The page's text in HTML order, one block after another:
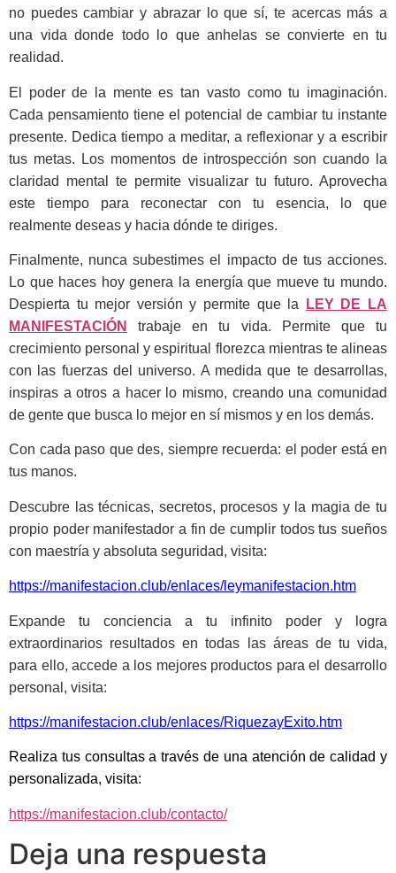
no puedes cambiar y abrazar lo que sí, te acercas más a
una vida donde todo lo que anhelas se convierte en tu
realidad.
El poder de la mente es tan vasto como tu imaginación.
Cada pensamiento tiene el potencial de cambiar tu instante
presente. Dedica tiempo a meditar, a reflexionar y a escribir
tus metas. Los momentos de introspección son cuando la
claridad mental te permite visualizar tu futuro. Aprovecha
este tiempo para reconectar con tu esencia, lo que
realmente deseas y hacia dónde te diriges.
Finalmente, nunca subestimes el impacto de tus acciones.
Lo que haces hoy genera la energía que mueve tu mundo.
Despierta tu mejor versión y permite que la
LEY DE LA
MANIFESTACIÓN
trabaje en tu vida. Permite que tu
crecimiento personal y espiritual florezca mientras te alineas
con las fuerzas del universo. A medida que te desarrollas,
inspiras a otros a hacer lo mismo, creando una comunidad
de gente que busca lo mejor en sí mismos y en los demás.
Con cada paso que des, siempre recuerda: el poder está en
tus manos.
Descubre las técnicas, secretos, procesos y la magia de tu
propio poder manifestador a fin de cumplir todos tus sueños
con maestría y absoluta seguridad, visita:
https://manifestacion.club/enlaces/leymanifestacion.htm
Expande tu conciencia a tu infinito poder y logra
extraordinarios resultados en todas las áreas de tu vida,
para ello, accede a los mejores productos para el desarrollo
personal, visita:
https://manifestacion.club/enlaces/RiquezayExito.htm
Realiza tus consultas a través de una atención de calidad y
personalizada, visita:
https://manifestacion.club/contacto/
Deja una respuesta